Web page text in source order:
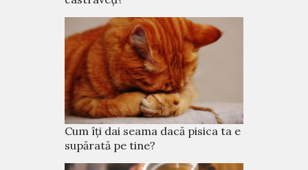
Cum îți dai seama dacă pisica ta e
supărată pe tine?